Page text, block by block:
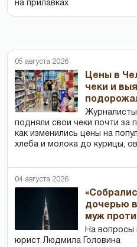
на прилавках
05 августа 2026
Цены в
чеки и
Журналисты
подняли свои чеки почти за
как изменились цены на
хлеба и молока до курицы,
04 августа 2026
дочерью
муж
На вопросы
юрист Людмила Головина